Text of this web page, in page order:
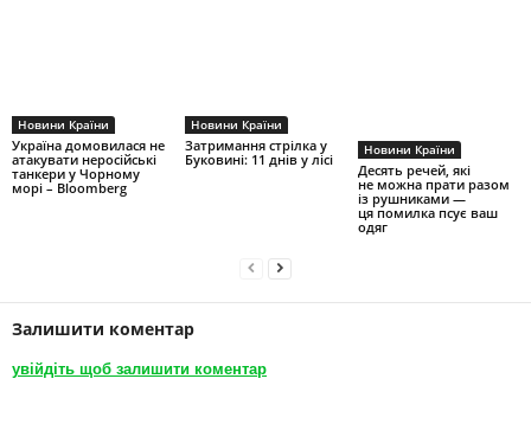
Новини Країни
Україна домовилася не
атакувати неросійські
танкери у Чорному
морі – Bloomberg
Новини Країни
Затримання стрілка у
Буковині: 11 днів у лісі
Новини Країни
Десять речей, які
не можна прати разом
із рушниками —
ця помилка псує ваш
одяг
Залишити коментар
увійдіть щоб залишити коментар